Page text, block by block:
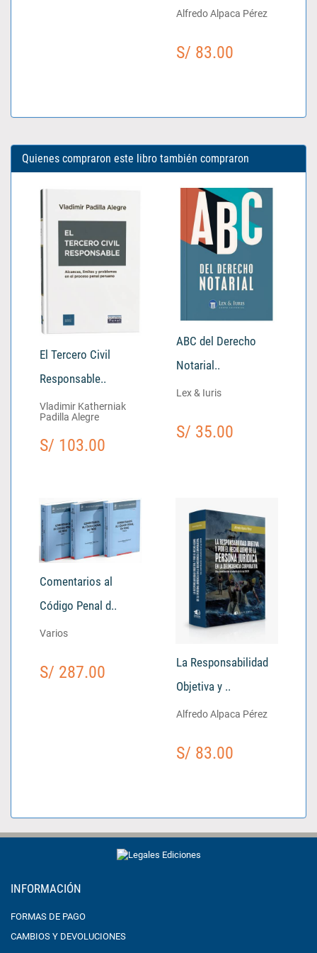
Alfredo Alpaca Pérez
S/ 83.00
Quienes compraron este libro también compraron
El Tercero Civil
Responsable..
Vladimir Katherniak
Padilla Alegre
S/ 103.00
ABC del Derecho
Notarial..
Lex & Iuris
S/ 35.00
Comentarios al
Código Penal d..
Varios
S/ 287.00
La Responsabilidad
Objetiva y ..
Alfredo Alpaca Pérez
S/ 83.00
INFORMACIÓN
FORMAS DE PAGO
CAMBIOS Y DEVOLUCIONES